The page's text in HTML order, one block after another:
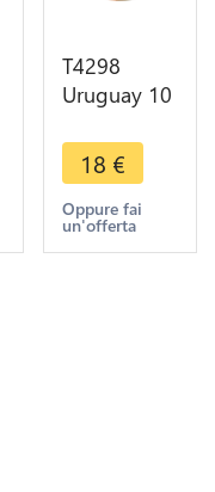
T4298
Uruguay 10
1877 A
Paris Silver -
> Make
offer
18 €
Oppure fai
un'offerta